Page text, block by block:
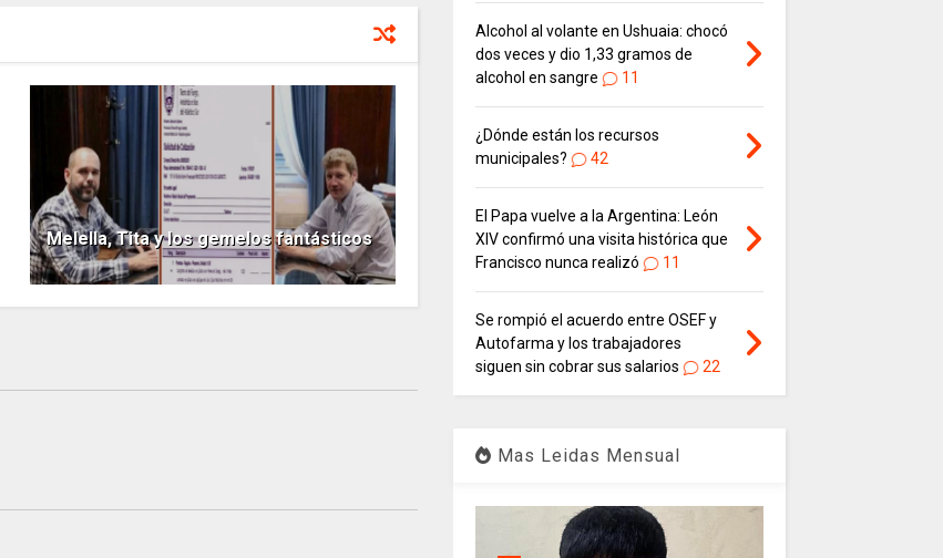
Melella, Tita y los gemelos fantásticos
Alcohol al volante en Ushuaia: chocó
dos veces y dio 1,33 gramos de
alcohol en sangre
11
¿Dónde están los recursos
municipales?
42
El Papa vuelve a la Argentina: León
XIV confirmó una visita histórica que
Francisco nunca realizó
11
Se rompió el acuerdo entre OSEF y
Autofarma y los trabajadores
siguen sin cobrar sus salarios
22
Mas Leidas Mensual